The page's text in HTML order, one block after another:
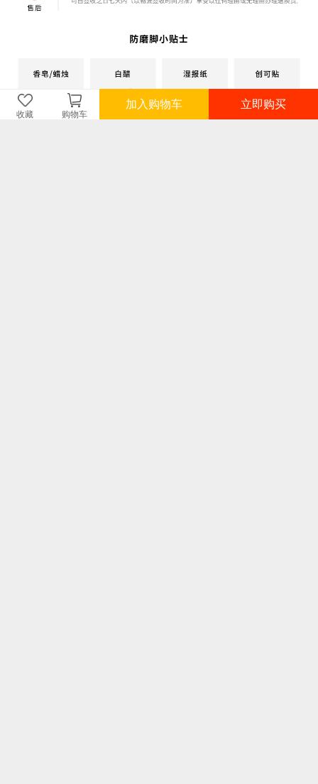
收藏 购物车
加入购物车 立即购买